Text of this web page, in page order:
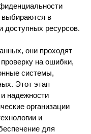
в
доступных ресурсов.
они проходят
на ошибки,
системы,
Этот этап
надежности
организации
и
для